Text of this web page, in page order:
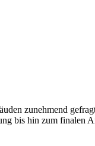
zunehmend
bis hin zum finalen